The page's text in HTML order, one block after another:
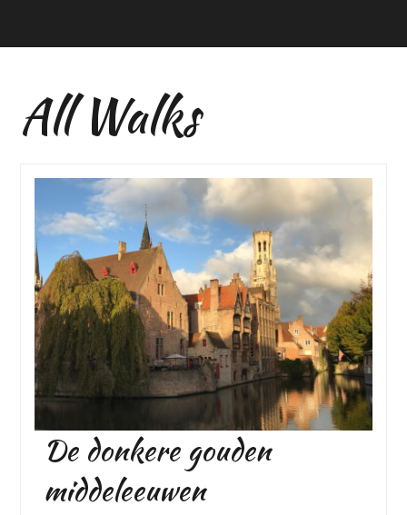
All Walks
De donkere gouden
middeleeuwen